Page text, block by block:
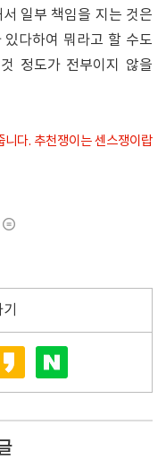
일부 책임을 지는 것은
다하여 뭐라고 할 수도
정도가 전부이지 않을
다. 추천쟁이는 센스쟁이랍